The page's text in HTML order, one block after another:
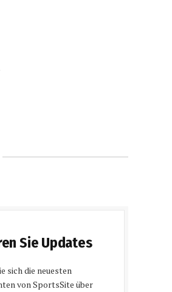
Sie Updates
sich die neuesten
von SportsSite über